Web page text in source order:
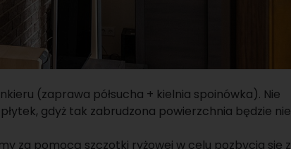
(zaprawa półsucha + kielnia spoinówka). Nie
gdyż tak zabrudzona powierzchnia będzie nie
za pomocą szczotki ryżowej w celu pozbycia się z